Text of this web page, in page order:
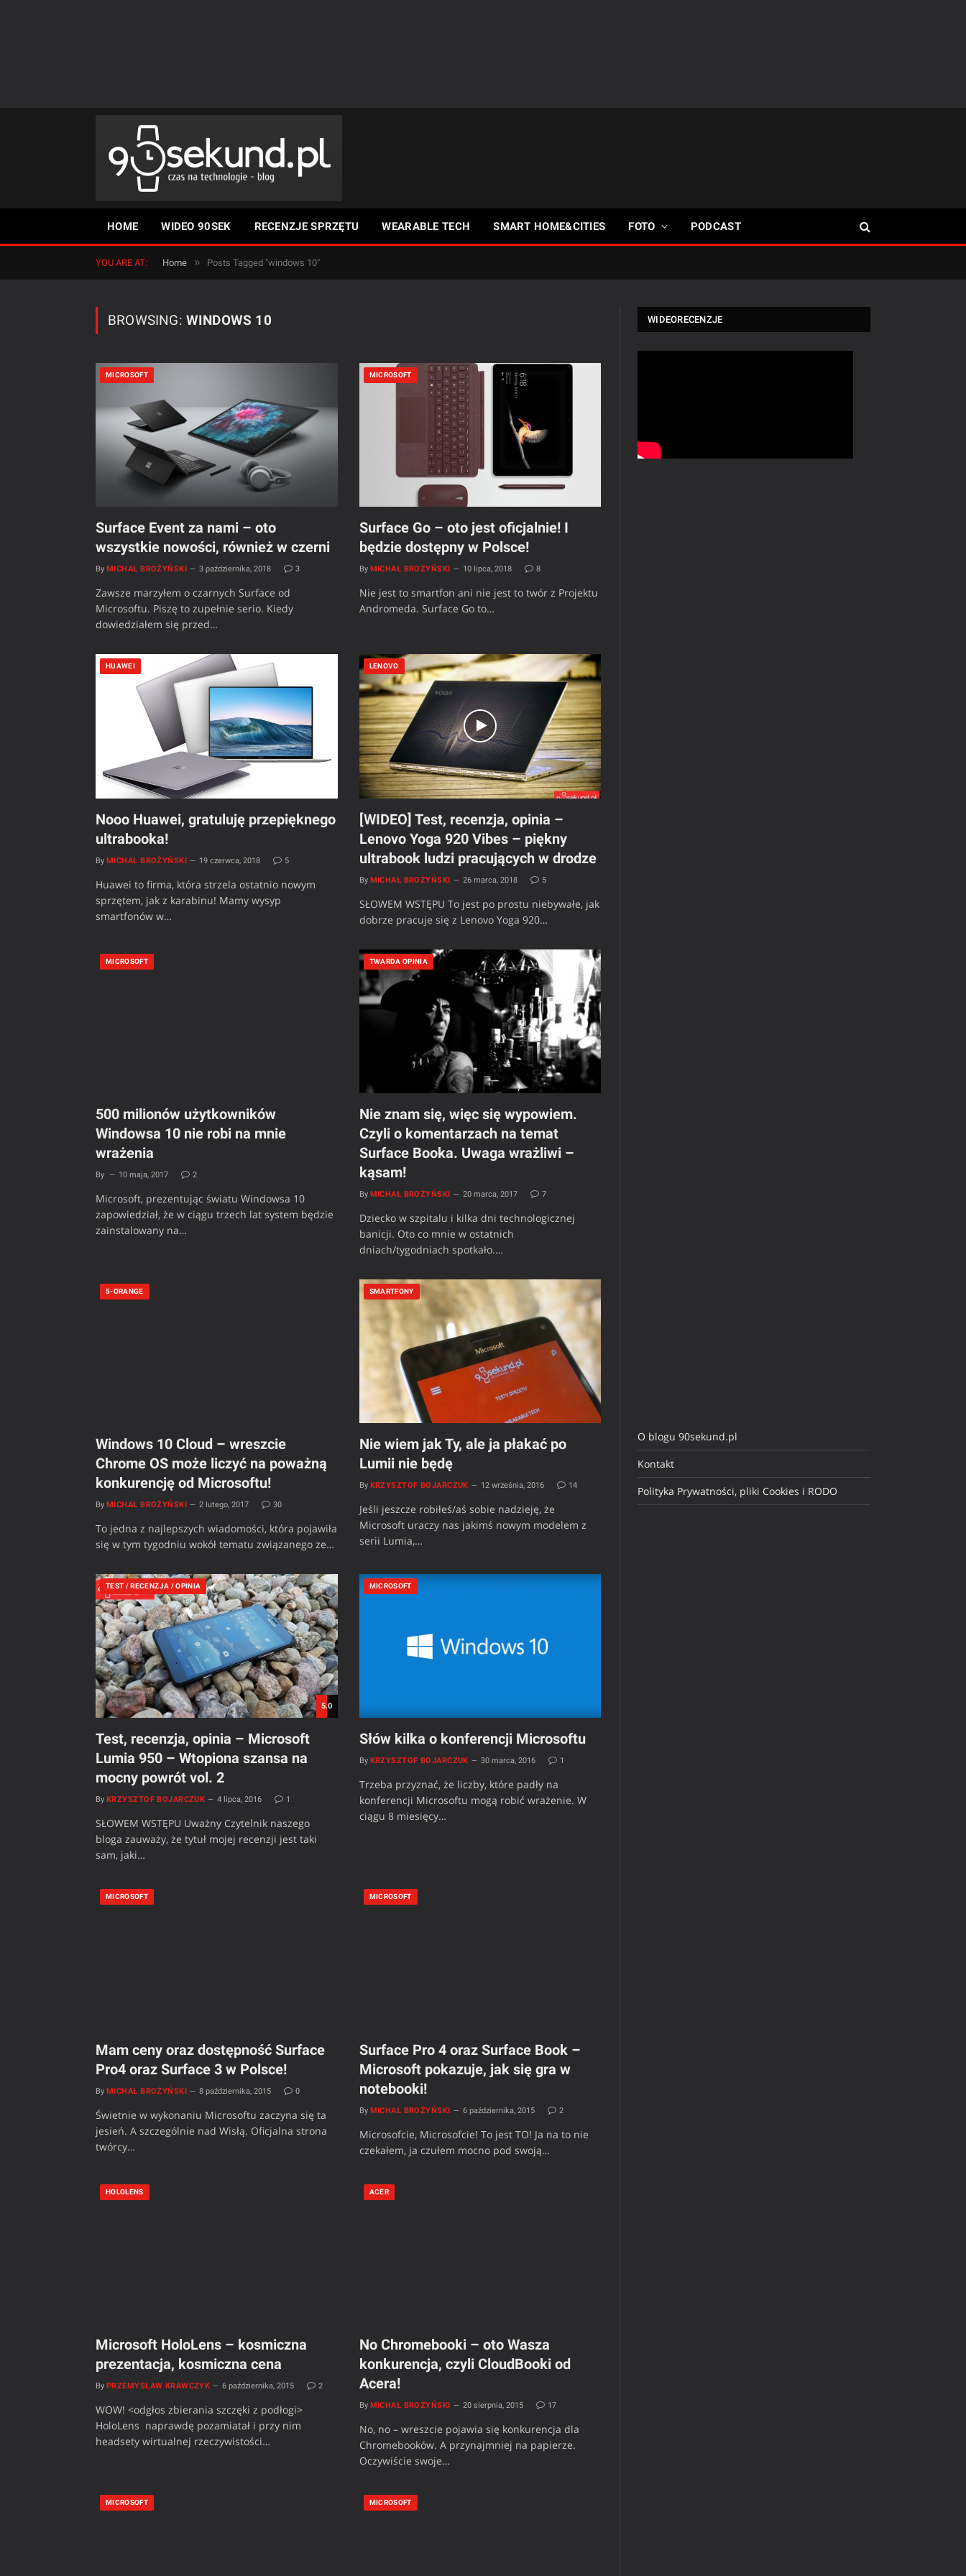
HOME WIDEO 90SEK RECENZJE SPRZĘTU WEARABLE TECH SMART HOME&CITIES FOTO PODCAST
YOU ARE AT: Home » Posts Tagged "windows 10"
BROWSING: WINDOWS 10
MICROSOFT
Surface Event za nami – oto
wszystkie nowości, również w czerni
By MICHAŁ BROŻYŃSKI 3 października, 2018 3
Zawsze marzyłem o czarnych Surface od
Microsoftu. Piszę to zupełnie serio. Kiedy
dowiedziałem się przed…
MICROSOFT
Surface Go – oto jest oficjalnie! I
będzie dostępny w Polsce!
By MICHAŁ BROŻYŃSKI 10 lipca, 2018 8
Nie jest to smartfon ani nie jest to twór z Projektu
Andromeda. Surface Go to…
HUAWEI
Nooo Huawei, gratuluję przepięknego
ultrabooka!
By MICHAŁ BROŻYŃSKI 19 czerwca, 2018 5
Huawei to firma, która strzela ostatnio nowym
sprzętem, jak z karabinu! Mamy wysyp
smartfonów w…
LENOVO
[WIDEO] Test, recenzja, opinia –
Lenovo Yoga 920 Vibes – piękny
ultrabook ludzi pracujących w drodze
By MICHAŁ BROŻYŃSKI 26 marca, 2018 5
SŁOWEM WSTĘPU To jest po prostu niebywałe, jak
dobrze pracuje się z Lenovo Yoga 920…
MICROSOFT
500 milionów użytkowników
Windowsa 10 nie robi na mnie
wrażenia
By 10 maja, 2017 2
Microsoft, prezentując światu Windowsa 10
zapowiedział, że w ciągu trzech lat system będzie
zainstalowany na…
TWARDA OPINIA
Nie znam się, więc się wypowiem.
Czyli o komentarzach na temat
Surface Booka. Uwaga wrażliwi –
kąsam!
By MICHAŁ BROŻYŃSKI 20 marca, 2017 7
Dziecko w szpitalu i kilka dni technologicznej
banicji. Oto co mnie w ostatnich
dniach/tygodniach spotkało.…
5-ORANGE
Windows 10 Cloud – wreszcie
Chrome OS może liczyć na poważną
konkurencję od Microsoftu!
By MICHAŁ BROŻYŃSKI 2 lutego, 2017 30
To jedna z najlepszych wiadomości, która pojawiła
się w tym tygodniu wokół tematu związanego ze…
SMARTFONY
Nie wiem jak Ty, ale ja płakać po
Lumii nie będę
By KRZYSZTOF BOJARCZUK 12 września, 2016 14
Jeśli jeszcze robiłeś/aś sobie nadzieję, że
Microsoft uraczy nas jakimś nowym modelem z
serii Lumia,…
5.0
TEST / RECENZJA / OPINIA
Test, recenzja, opinia – Microsoft
Lumia 950 – Wtopiona szansa na
mocny powrót vol. 2
By KRZYSZTOF BOJARCZUK 4 lipca, 2016 1
SŁOWEM WSTĘPU Uważny Czytelnik naszego
bloga zauważy, że tytuł mojej recenzji jest taki
sam, jaki…
MICROSOFT
Słów kilka o konferencji Microsoftu
By KRZYSZTOF BOJARCZUK 30 marca, 2016 1
Trzeba przyznać, że liczby, które padły na
konferencji Microsoftu mogą robić wrażenie. W
ciągu 8 miesięcy…
MICROSOFT
Mam ceny oraz dostępność Surface
Pro4 oraz Surface 3 w Polsce!
By MICHAŁ BROŻYŃSKI 8 października, 2015 0
Świetnie w wykonaniu Microsoftu zaczyna się ta
jesień. A szczególnie nad Wisłą. Oficjalna strona
twórcy…
MICROSOFT
Surface Pro 4 oraz Surface Book –
Microsoft pokazuje, jak się gra w
notebooki!
By MICHAŁ BROŻYŃSKI 6 października, 2015 2
Microsofcie, Microsofcie! To jest TO! Ja na to nie
czekałem, ja czułem mocno pod swoją…
HOLOLENS
Microsoft HoloLens – kosmiczna
prezentacja, kosmiczna cena
By PRZEMYSŁAW KRAWCZYK 6 października, 2015 2
WOW! <odgłos zbierania szczęki z podłogi>
HoloLens naprawdę pozamiatał i przy nim
headsety wirtualnej rzeczywistości…
ACER
No Chromebooki – oto Wasza
konkurencja, czyli CloudBooki od
Acera!
By MICHAŁ BROŻYŃSKI 20 sierpnia, 2015 17
No, no – wreszcie pojawia się konkurencja dla
Chromebooków. A przynajmniej na papierze.
Oczywiście swoje…
MICROSOFT MICROSOFT
WIDEORECENZJE
O blogu 90sekund.pl
Kontakt
Polityka Prywatności, pliki Cookies i RODO